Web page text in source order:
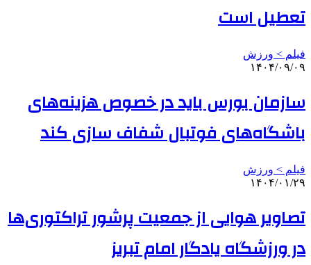
تعطیل است
فیلم > ورزش
۱۴۰۴/۰۹/۰۹
سازمان بورس باید در خصوص هزینه‌های
باشگاه‌های فوتبال شفاف سازی کند
فیلم > ورزش
۱۴۰۴/۰۱/۲۹
تصاویر هوایی از جمعیت پرشور تراکتوری‌ها
در ورزشگاه یادگار امام تبریز